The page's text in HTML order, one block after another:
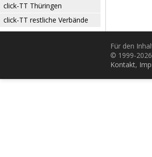
click-TT Thüringen
click-TT restliche Verbände
Für den
© 1999-2026
Kontakt,